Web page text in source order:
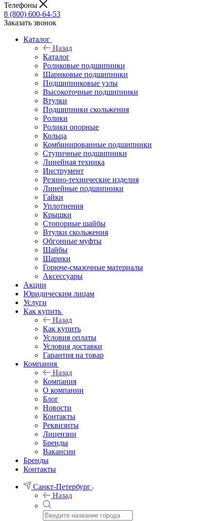
Телефоны
8 (800) 600-64-53
Заказать звонок
Каталог
Назад
Каталог
Роликовые подшипники
Шариковые подшипники
Подшипниковые узлы
Высокоточные подшипники
Втулки
Подшипники скольжения
Ролики
Ролики опорные
Кольца
Комбинированные подшипники
Ступичные подшипники
Линейная техника
Инструмент
Резино-технические изделия
Линейные подшипники
Гайки
Уплотнения
Крышки
Стопорные шайбы
Втулки скольжения
Обгонные муфты
Шайбы
Шарики
Горюче-смазочные материалы
Аксессуары
Акции
Юридическим лицам
Услуги
Как купить
Назад
Как купить
Условия оплаты
Условия доставки
Гарантия на товар
Компания
Назад
Компания
О компании
Блог
Новости
Контакты
Реквизиты
Лицензии
Бренды
Вакансии
Бренды
Контакты
Санкт-Петербург
Назад